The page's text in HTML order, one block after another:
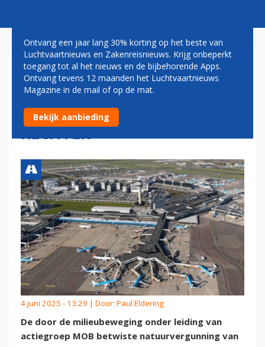
NATUURVERGUNNING
SCHIPHOL ONRECHTMATIG
EN VERNIETIGD DOOR
RECHTER
4 juni 2025 - 13:29 | Door: Paul Eldering
De door de milieubeweging onder leiding van
actiegroep MOB betwiste natuurvergunning van
Ontvang een jaar lang 30% korting op het beste van
Luchtvaartnieuws en Zakenreisnieuws. Krijg onbeperkt
toegang tot al het nieuws en de bijbehorende Apps.
Ontvang tevens 12 maanden het Luchtvaartnieuws
Magazine in de mail of op de mat.
Bekijk aanbieding